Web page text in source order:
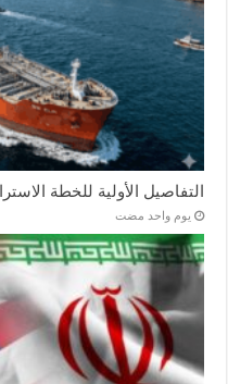
التفاصيل الأولية للخطة
‏يوم واحد مضت